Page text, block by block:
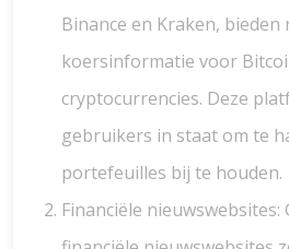
Binance en Kraken, bieden
koersinformatie voor
cryptocurrencies. Deze
gebruikers in staat om te
portefeuilles bij te houden.
Financiële nieuwswebsites: